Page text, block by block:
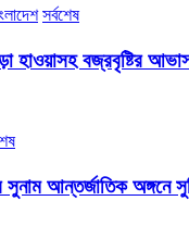
সর্বশেষ
হাওয়াসহ বজ্রবৃষ্টির
সুনাম আন্তর্জাতিক অঙ্গনে